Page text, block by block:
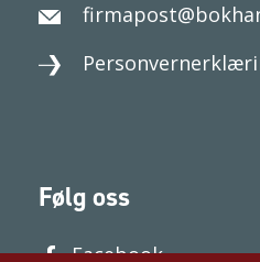
Følg oss
Facebook